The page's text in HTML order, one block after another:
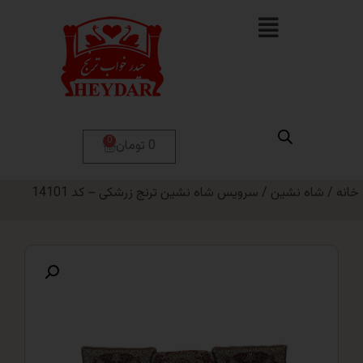
نشین / سرویس شاه نشین ترنج زرشکی – کد 14101